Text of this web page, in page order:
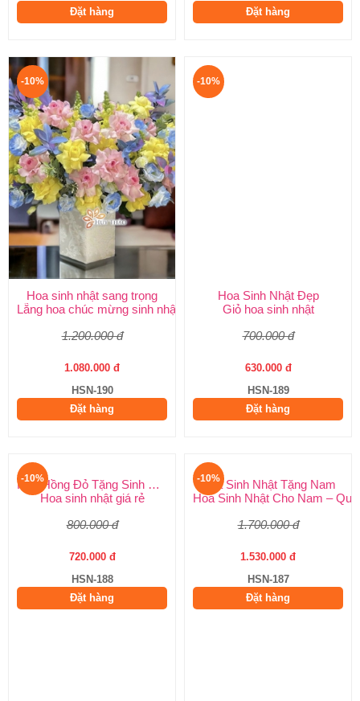
Đặt hàng
Đặt hàng
-10%
Hoa sinh nhật sang trọng
Lẵng hoa chúc mừng sinh nhật
1.200.000 đ
1.080.000 đ
HSN-190
Đặt hàng
-10%
Hoa Sinh Nhật Đẹp
Giỏ hoa sinh nhật
700.000 đ
630.000 đ
HSN-189
Đặt hàng
-10% -10%